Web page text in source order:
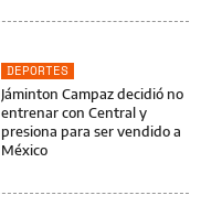
DEPORTES
Jáminton Campaz decidió no
entrenar con Central y
presiona para ser vendido a
México